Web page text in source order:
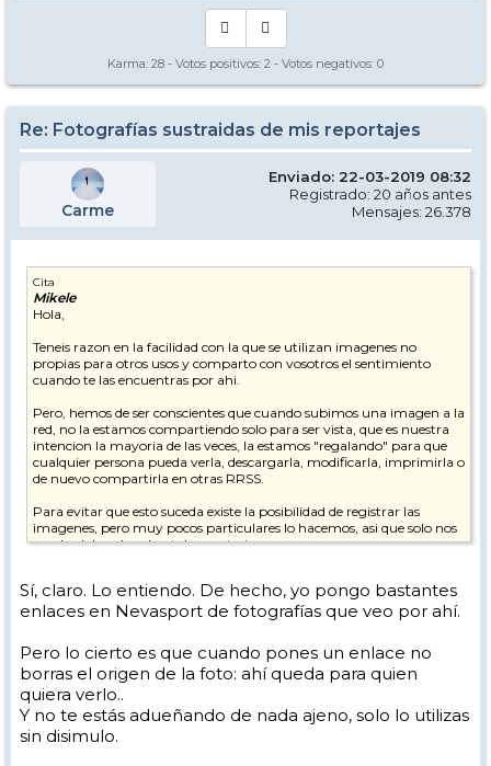
Karma: 28 - Votos positivos: 2 - Votos negativos: 0
Re: Fotografías sustraidas de mis reportajes
Carme
Enviado: 22-03-2019 08:32
Registrado: 20 años antes
Mensajes: 26.378
Cita
Mikele
Hola,
Teneis razon en la facilidad con la que se utilizan imagenes no
propias para otros usos y comparto con vosotros el sentimiento
cuando te las encuentras por ahi.
Pero, hemos de ser conscientes que cuando subimos una imagen a la
red, no la estamos compartiendo solo para ser vista, que es nuestra
intencion la mayoria de las veces, la estamos "regalando" para que
cualquier persona pueda verla, descargarla, modificarla, imprimirla o
de nuevo compartirla en otras RRSS.
Para evitar que esto suceda existe la posibilidad de registrar las
imagenes, pero muy pocos particulares lo hacemos, asi que solo nos
queda el derecho al pataleo posterior.
Sí, claro. Lo entiendo. De hecho, yo pongo bastantes
enlaces en Nevasport de fotografías que veo por ahí.
Pero lo cierto es que cuando pones un enlace no
borras el origen de la foto: ahí queda para quien
quiera verlo..
Y no te estás adueñando de nada ajeno, solo lo utilizas
sin disimulo.